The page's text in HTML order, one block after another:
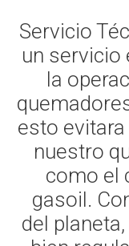
Servicio
un servicio
la
esto
nuestro
como el
gasoil.
del